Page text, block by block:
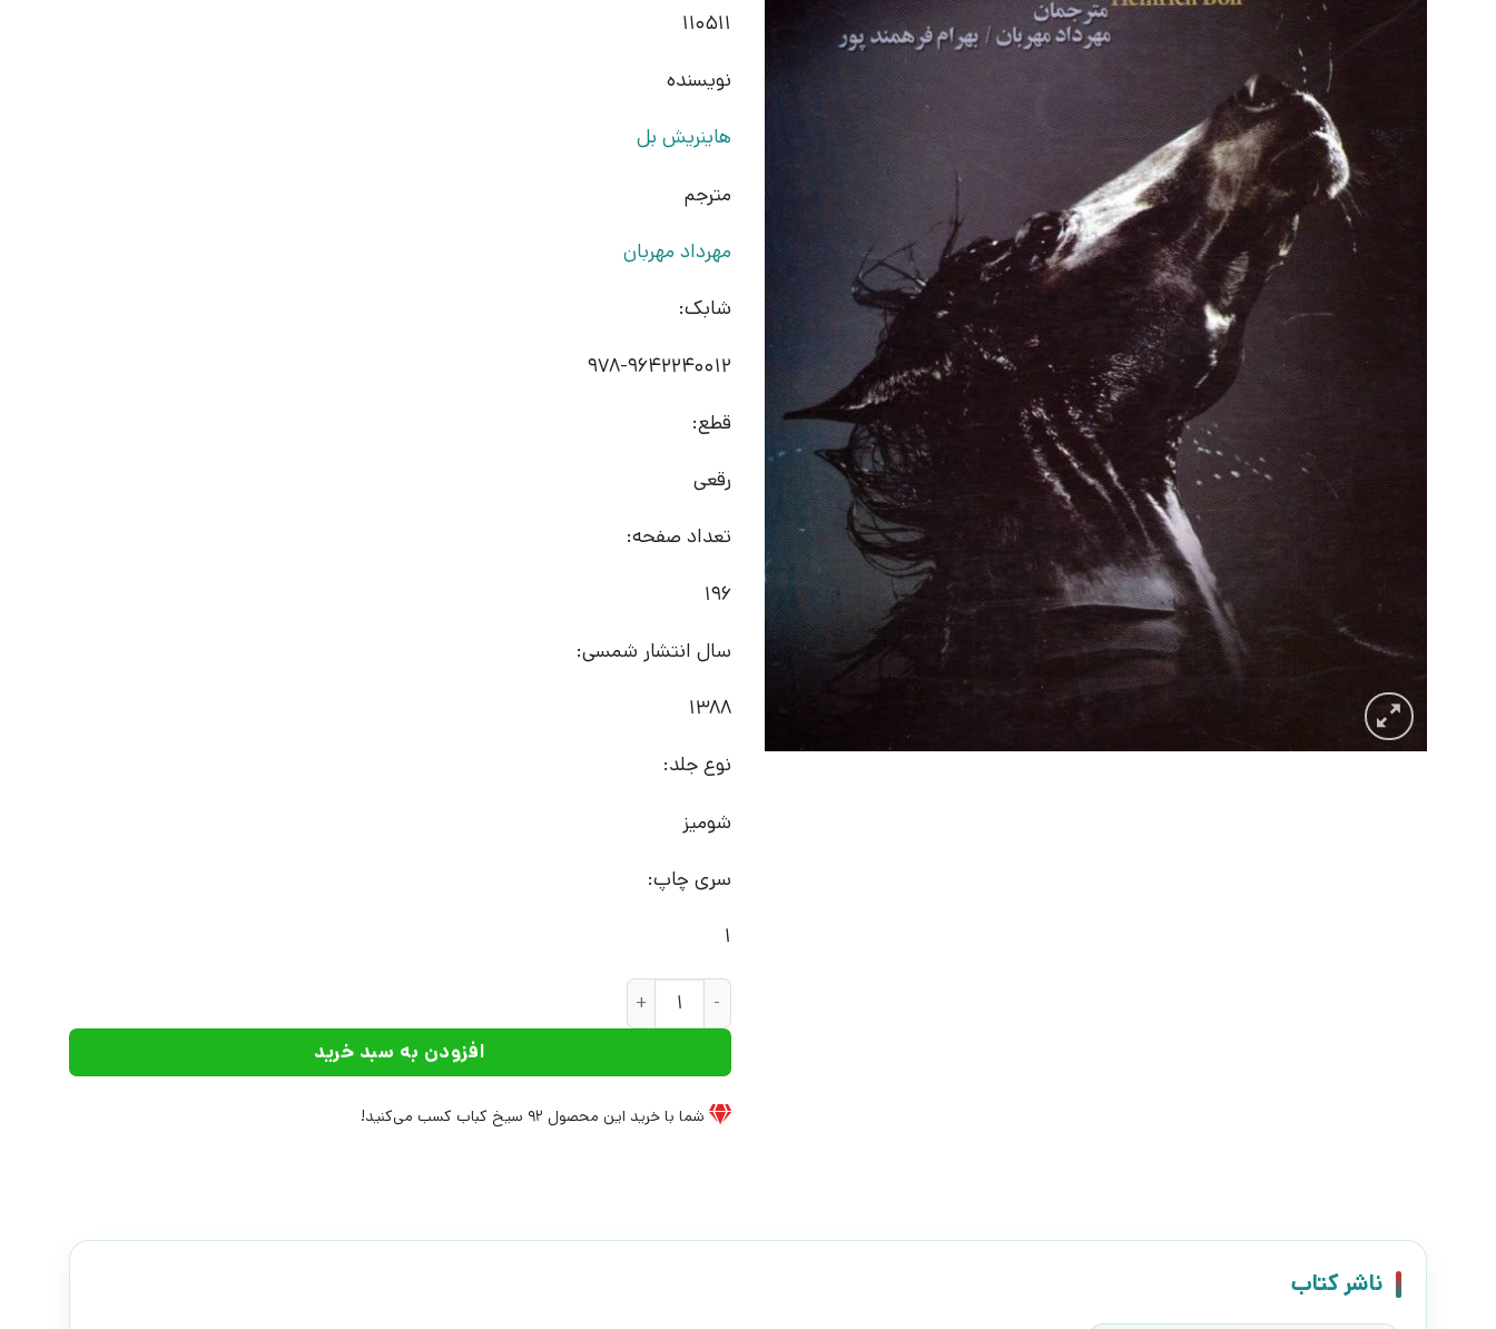
110511
نویسنده
هاینریش بل
مترجم
مهرداد مهربان
شابک:
978-9642240012
قطع:
رقعی
تعداد صفحه:
196
سال انتشار شمسی:
1388
نوع جلد:
شومیز
سری چاپ:
1
کتاب در دره نعره های تندرگون | انتشارات علم عدد
افزودن به سبد خرید
شما با خرید این محصول 92 سیخ کباب کسب می‌کنید!
ناشر کتاب